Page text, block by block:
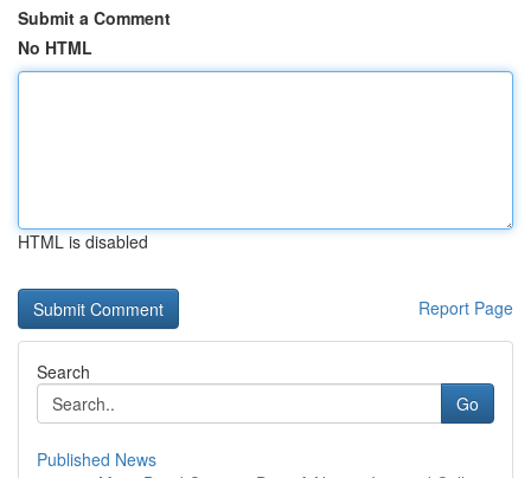
Submit a Comment
No HTML
HTML is disabled
Report Page
Search
Go
Published News